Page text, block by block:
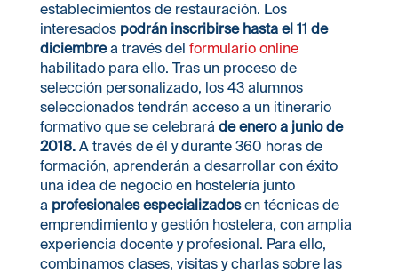
establecimientos de restauración. Los
interesados podrán inscribirse hasta el 11 de
diciembrea través del formulario online
habilitado para ello. Tras un proceso de
selección personalizado, los 43 alumnos
seleccionados tendrán acceso a un itinerario
formativo que se celebrará de enero a junio de
2018.A través de él y durante 360 horas de
formación, aprenderán a desarrollar con éxito
una idea de negocio en hostelería junto
a profesionales especializadosen técnicas de
emprendimiento y gestión hostelera, con amplia
experiencia docente y profesional. Para ello,
combinamos clases, visitas y charlas sobre las